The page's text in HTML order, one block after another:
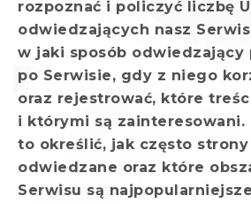
rozpoznać i policzyć liczbę
odwiedzających nasz
w jaki sposób odwiedzający
po Serwisie, gdy z niego
oraz rejestrować, które
i którymi są zainteresowani.
to określić, jak często
odwiedzane oraz które
Serwisu są